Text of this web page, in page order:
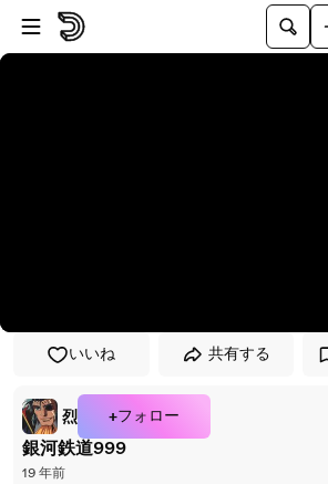
プレイヤーにスキップ
メインコンテンツにスキップ
いいね 共有する
烈 +フォロー
銀河鉄道999
19 年前